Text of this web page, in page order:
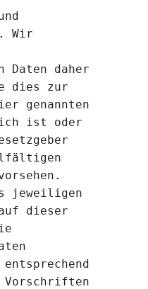
Wir
Daten daher
dies zur
genannten
ist oder
jeweiligen
dieser
Vorschriften